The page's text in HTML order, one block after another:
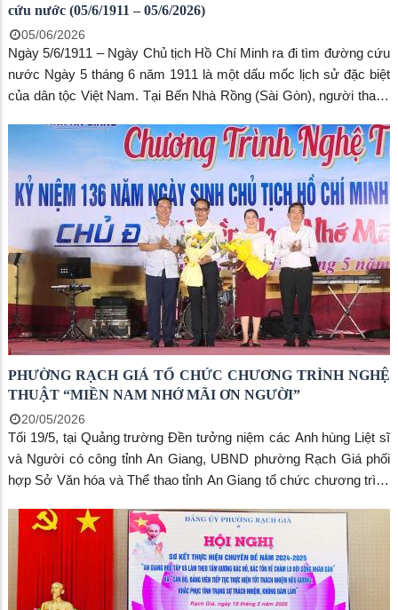
cứu nước (05/6/1911 – 05/6/2026)
05/06/2026
Ngày 5/6/1911 – Ngày Chủ tịch Hồ Chí Minh ra đi tìm đường cứu
nước Ngày 5 tháng 6 năm 1911 là một dấu mốc lịch sử đặc biệt
của dân tộc Việt Nam. Tại Bến Nhà Rồng (Sài Gòn), người thanh
đã xuống tàu Amiral Latouche-Tréville rời Tổ quốc, bắt đầu hành
trình hơn 30 năm bôn ba tìm con đường giải phóng dân tộc.
PHƯỜNG RẠCH GIÁ TỔ CHỨC CHƯƠNG TRÌNH NGHỆ
THUẬT “MIỀN NAM NHỚ MÃI ƠN NGƯỜI”
20/05/2026
Tối 19/5, tại Quảng trường Đền tưởng niệm các Anh hùng Liệt sĩ
và Người có công tỉnh An Giang, UBND phường Rạch Giá phối
hợp Sở Văn hóa và Thể thao tỉnh An Giang tổ chức chương trình
(19/5/1890 – 19/5/2026) với chủ đề “Miền Nam nhớ mãi ơn
Người”.